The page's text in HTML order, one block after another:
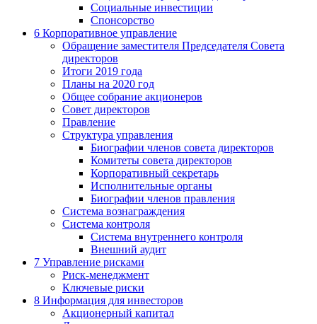
Социальные инвестиции
Спонсорство
6 Корпоративное управление
Обращение заместителя Председателя Совета
директоров
Итоги 2019 года
Планы на 2020 год
Общее собрание акционеров
Совет директоров
Правление
Структура управления
Биографии членов совета директоров
Комитеты совета директоров
Корпоративный секретарь
Исполнительные органы
Биографии членов правления
Система вознаграждения
Система контроля
Система внутреннего контроля
Внешний аудит
7 Управление рисками
Риск-менеджмент
Ключевые риски
8 Информация для инвесторов
Акционерный капитал